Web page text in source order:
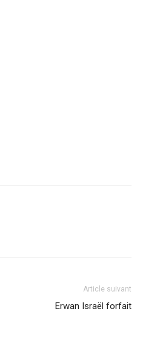
Article suivant
Erwan Israël forfait